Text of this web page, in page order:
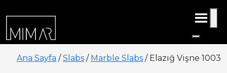
Ana Sayfa /Slabs / Marble Slabs / Elazığ Vişne 1003